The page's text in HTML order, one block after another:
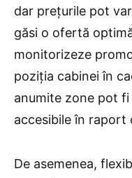
dar prețurile pot
găsi o ofertă
monitorizeze
poziția cabinei în
anumite zone pot
accesibile în raport
De asemenea,